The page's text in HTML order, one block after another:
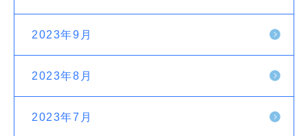
2023年9月
2023年8月
2023年7月